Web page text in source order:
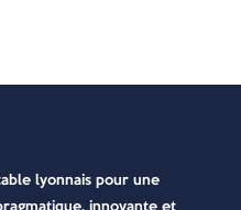
lyonnais pour une